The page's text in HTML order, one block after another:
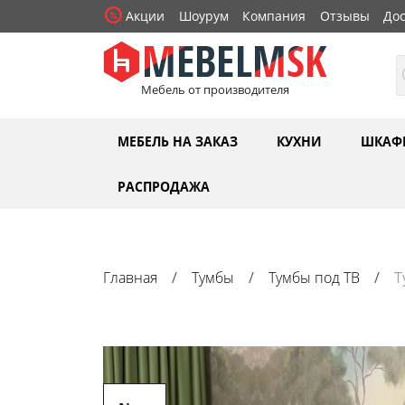
Акции Шоурум Компания Отзывы
Мебель от производителя
МЕБЕЛЬ НА ЗАКАЗ КУХНИ
РАСПРОДАЖА
Главная Тумбы Тумбы под ТВ